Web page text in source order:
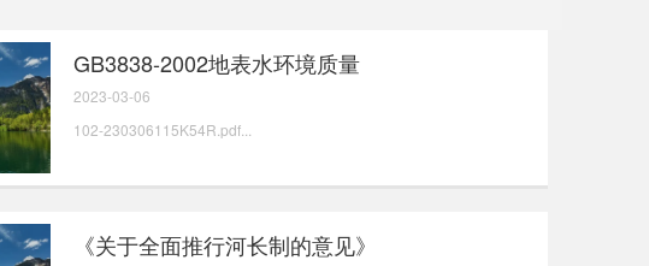
GB3838-2002地表水环境质量
102-230306115K54R.pdf...
2023-03-06
《关于全面推行河长制的意见》